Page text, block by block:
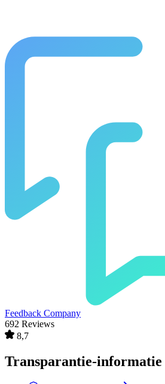
Feedback Company
692 Reviews
8,7
Transparantie-informatie